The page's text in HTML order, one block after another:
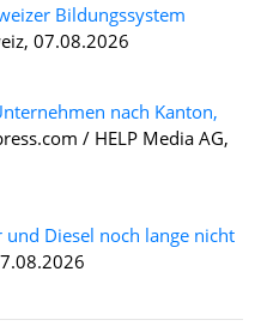
Bildungssystem
07.08.2026
nach Kanton,
/ HELP Media AG,
Diesel noch lange nicht